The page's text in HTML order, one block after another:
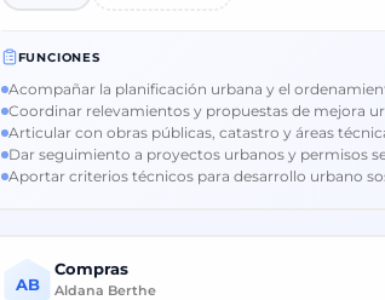
FUNCIONES
Acompañar la planificación urbana y el
Coordinar relevamientos y propuestas de mejora
Articular con obras públicas, catastro y áreas
Dar seguimiento a proyectos urbanos y permisos
Aportar criterios técnicos para desarrollo urbano
AB
Compras
Aldana Berthe